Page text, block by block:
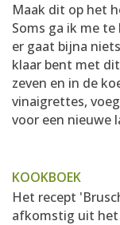
Maak dit op het
Soms ga ik me
er gaat bijna
klaar bent met
zeven en in de
vinaigrettes,
voor een nieuwe
KOOKBOEK
Het recept
afkomstig uit het